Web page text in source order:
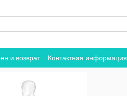
и возврат Контактная информация